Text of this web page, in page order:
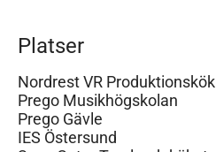
Platser
Nordrest VR Produktionskök
Prego Musikhögskolan
Prego Gävle
IES Östersund